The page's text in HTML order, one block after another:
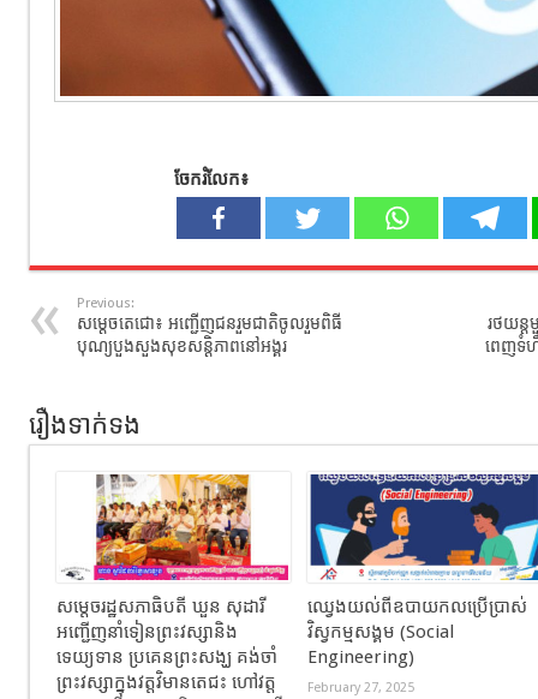
ចែករំលែក៖
Previous:
សម្តេចតេជោ៖ អញ្ជើញជនរួមជាតិចូលរួមពិធី
បុណ្យបួងសួងសុខសន្តិភាពនៅអង្គរ
រថយន្
ពេញទំហឹ
រឿងទាក់ទង
សម្តេចរដ្ឋសភាធិបតី ឃួន សុដារី
អញ្ជើញនាំទៀនព្រះវស្សានិង
ទេយ្យទាន ប្រគេនព្រះសង្ឃ គង់ចាំ
ព្រះវស្សាក្នុងវត្តវិមានតេជះ ហៅវត្ត
ឈ្វេងយល់ពីឧបាយកលប្រើប្រាស់
វិស្វកម្មសង្គម (​Social
Engineering)
February 27, 2025